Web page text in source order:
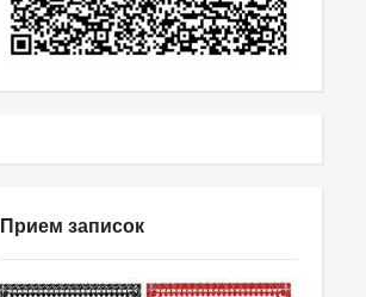
Прием записок